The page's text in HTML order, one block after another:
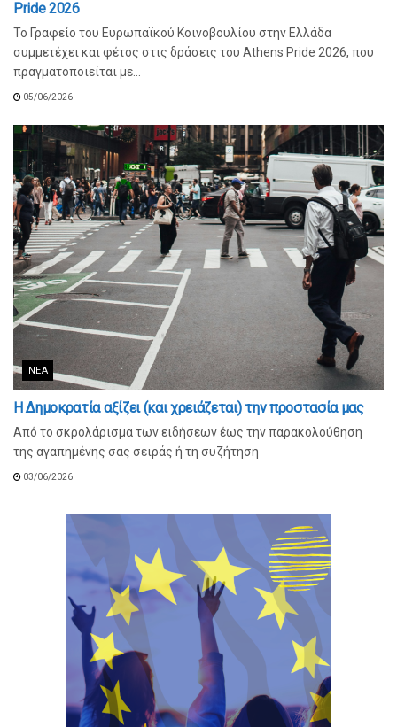
Pride 2026
Το Γραφείο του Ευρωπαϊκού Κοινοβουλίου στην Ελλάδα
συμμετέχει και φέτος στις δράσεις του Athens Pride 2026, που
πραγματοποιείται με...
05/06/2026
ΝΈΑ
Η Δημοκρατία αξίζει (και χρειάζεται) την προστασία μας
Από το σκρολάρισμα των ειδήσεων έως την παρακολούθηση
της αγαπημένης σας σειράς ή τη συζήτηση
03/06/2026